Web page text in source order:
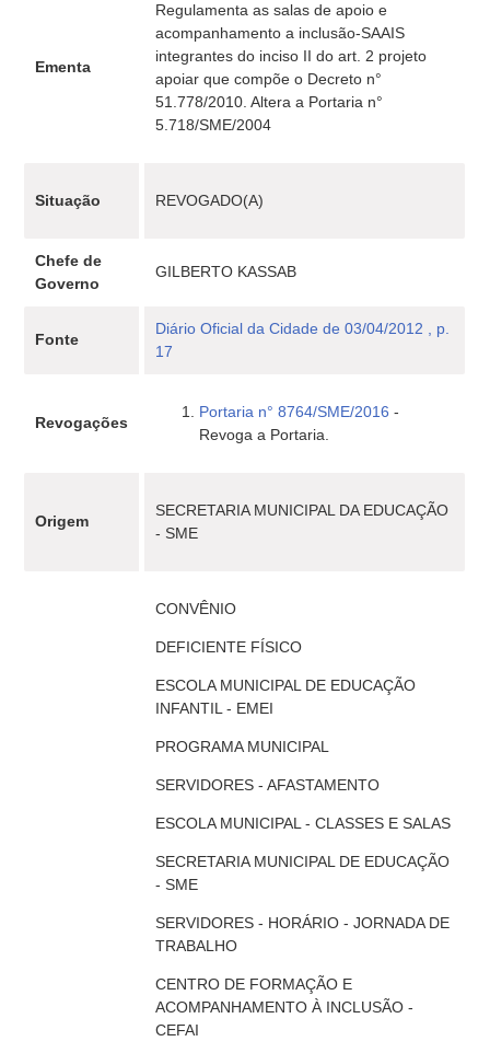
Ementa
Regulamenta as salas de apoio e
acompanhamento a inclusão-SAAIS
integrantes do inciso II do art. 2 projeto
apoiar que compõe o Decreto n°
51.778/2010. Altera a Portaria n°
5.718/SME/2004
Situação REVOGADO(A)
Chefe de
Governo
GILBERTO KASSAB
Fonte
Diário Oficial da Cidade de 03/04/2012 , p.
17
Revogações
Portaria n° 8764/SME/2016 -
Revoga a Portaria.
Origem
SECRETARIA MUNICIPAL DA EDUCAÇÃO
- SME
CONVÊNIO
DEFICIENTE FÍSICO
ESCOLA MUNICIPAL DE EDUCAÇÃO
INFANTIL - EMEI
PROGRAMA MUNICIPAL
SERVIDORES - AFASTAMENTO
ESCOLA MUNICIPAL - CLASSES E SALAS
SECRETARIA MUNICIPAL DE EDUCAÇÃO
- SME
SERVIDORES - HORÁRIO - JORNADA DE
TRABALHO
CENTRO DE FORMAÇÃO E
ACOMPANHAMENTO À INCLUSÃO -
CEFAI